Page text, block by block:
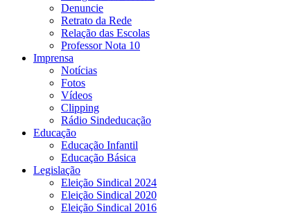
Denuncie
Retrato da Rede
Relação das Escolas
Professor Nota 10
Imprensa
Notícias
Fotos
Vídeos
Clipping
Rádio Sindeducação
Educação
Educação Infantil
Educação Básica
Legislação
Eleição Sindical 2024
Eleição Sindical 2020
Eleição Sindical 2016